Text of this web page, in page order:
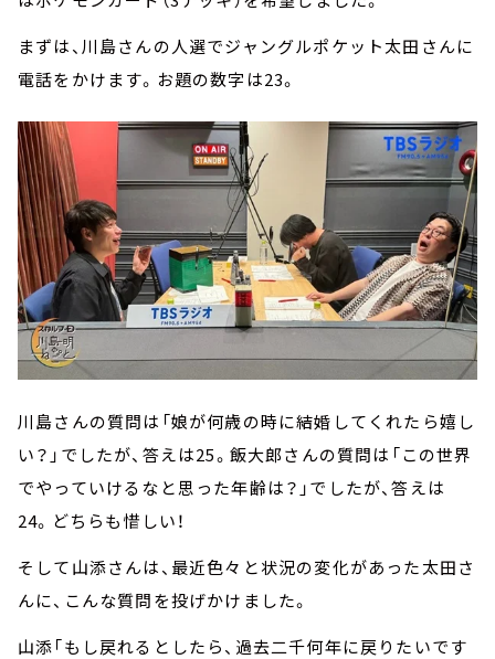
まずは、川島さんの人選でジャングルポケット太田さんに
電話をかけます。お題の数字は23。
川島さんの質問は「娘が何歳の時に結婚してくれたら嬉し
い？」でしたが、答えは25。飯大郎さんの質問は「この世界
でやっていけるなと思った年齢は？」でしたが、答えは
24。どちらも惜しい！
そして山添さんは、最近色々と状況の変化があった太田さ
んに、こんな質問を投げかけました。
山添「もし戻れるとしたら、過去二千何年に戻りたいです